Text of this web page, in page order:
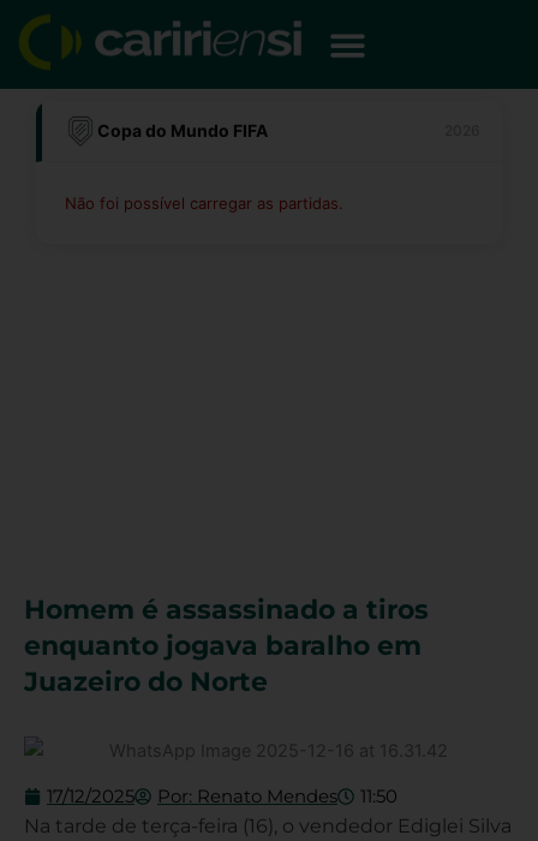
para
conteúdo
Copa do Mundo FIFA
Não foi possível carregar as partidas.
Homem é assassinado a tiros
enquanto jogava baralho em
Juazeiro do Norte
17/12/2025 Por: Renato Mendes 11:50
Na tarde de terça-feira (16), o vendedor Ediglei Silva